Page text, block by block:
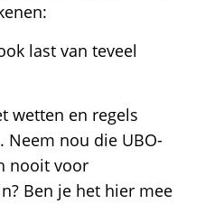
last van teveel
wetten en regels
Neem nou die UBO-
nooit voor
Ben je het hier mee